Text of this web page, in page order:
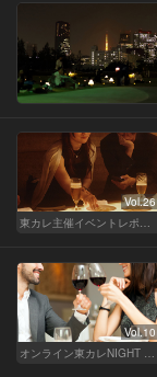
Vol.26
東カレ主催イベントレポート
Vol.10
オンライン東カレNIGHT イベント募集